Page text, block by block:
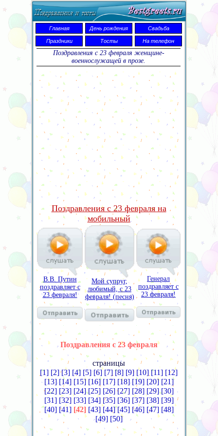
Главная День рождения Свадьба
Праздники Тосты На телефон
Поздравления с 23 февраля женщине-
военнослужащей в прозе.
Поздравления с 23 февраля на
мобильный
В.В. Путин
поздравляет с
23 февраля!
Мой супруг,
любимый, с 23
февраля! (песня)
Генерал
поздравляет с
23 февраля!
Поздравления с 23 февраля
страницы
[1] [2] [3] [4] [5] [6] [7] [8] [9] [10] [11] [12]
[13] [14] [15] [16] [17] [18] [19] [20] [21]
[22] [23] [24] [25] [26] [27] [28] [29] [30]
[31] [32] [33] [34] [35] [36] [37] [38] [39]
[40] [41] [42] [43] [44] [45] [46] [47] [48]
[49] [50]